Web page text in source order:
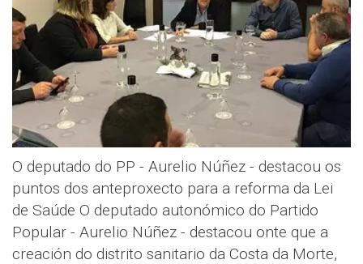
O deputado do PP - Aurelio Núñez - destacou os
puntos dos anteproxecto para a reforma da Lei
de Saúde O deputado autonómico do Partido
Popular - Aurelio Núñez - destacou onte que a
creación do distrito sanitario da Costa da Morte,